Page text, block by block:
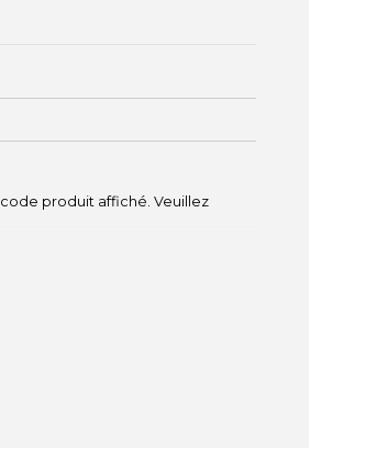
produit affiché. Veuillez